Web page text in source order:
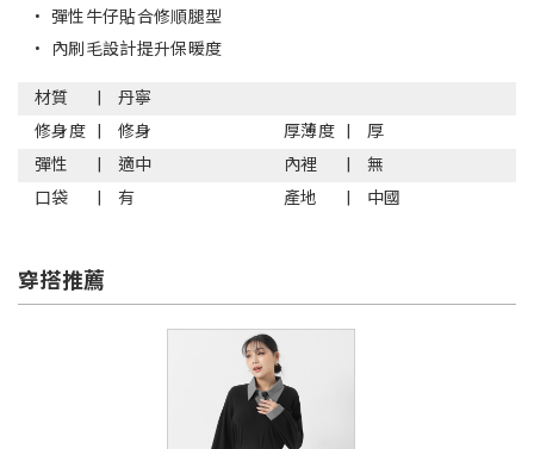
• 彈性牛仔貼合修順腿型
• 內刷毛設計提升保暖度
材質
丹寧
修身度
修身 厚薄度
厚
彈性
適中 內裡
無
口袋
有 產地 中國
穿搭推薦